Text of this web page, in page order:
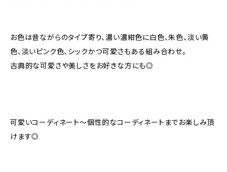
お色は昔ながらのタイプ寄り、濃い濃紺色に白色、朱色、淡い黄
色、淡いピンク色、シックかつ可愛さもある組み合わせ。
古典的な可愛さや美しさをお好きな方にも◎
可愛いコーディネート〜個性的なコーディネートまでお楽しみ頂
けます◎